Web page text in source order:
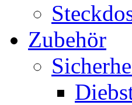
Zubehör